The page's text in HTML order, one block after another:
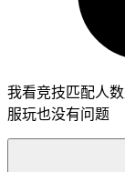
我看竞技匹配人
服玩也没有问题